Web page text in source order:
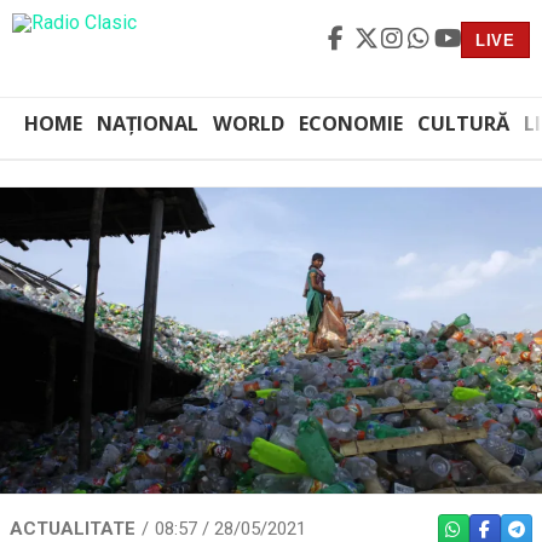
LIVE
HOME NAȚIONAL WORLD ECONOMIE CULTURĂ
ACTUALITATE 08:57 / 28/05/2021 WHATSAPP